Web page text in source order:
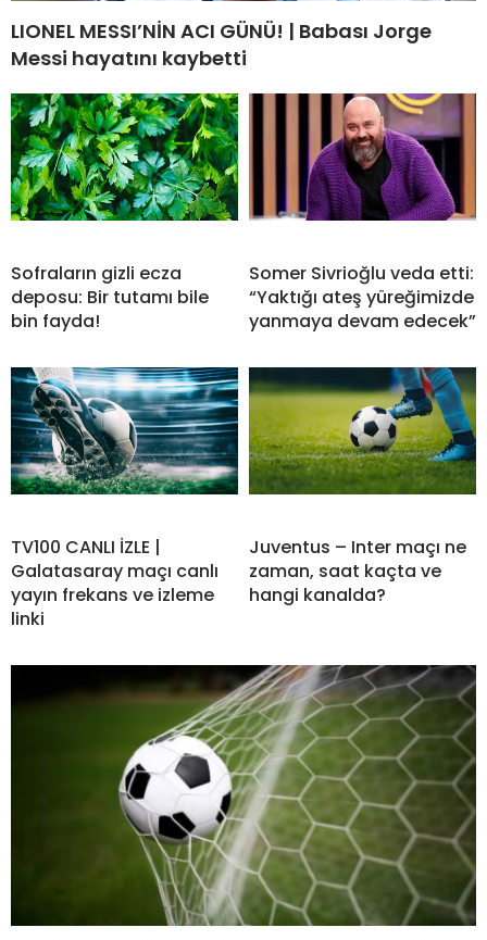
LIONEL MESSI’NİN ACI GÜNÜ! | Babası Jorge
Messi hayatını kaybetti
Sofraların gizli ecza
deposu: Bir tutamı bile
bin fayda!
Somer Sivrioğlu veda etti:
“Yaktığı ateş yüreğimizde
yanmaya devam edecek”
TV100 CANLI İZLE |
Galatasaray maçı canlı
yayın frekans ve izleme
linki
Juventus – Inter maçı ne
zaman, saat kaçta ve
hangi kanalda?